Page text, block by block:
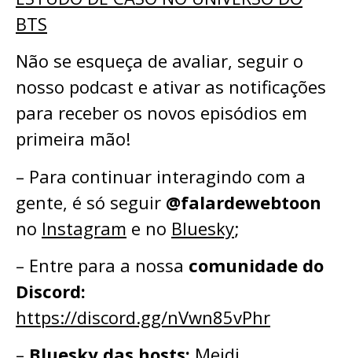
BTS
Não se esqueça de avaliar, seguir o
nosso podcast e ativar as notificações
para receber os novos episódios em
primeira mão!
– Para continuar interagindo com a
gente, é só seguir @falardewebtoon
no Instagram e no Bluesky;⁠⁠⁠⁠⁠
– ⁠⁠⁠⁠⁠Entre para a nossa comunidade do
Discord:
⁠⁠⁠⁠⁠⁠⁠⁠⁠⁠⁠⁠⁠https://discord.gg/nVwn85vPhr⁠⁠⁠⁠⁠⁠⁠⁠⁠⁠⁠⁠⁠